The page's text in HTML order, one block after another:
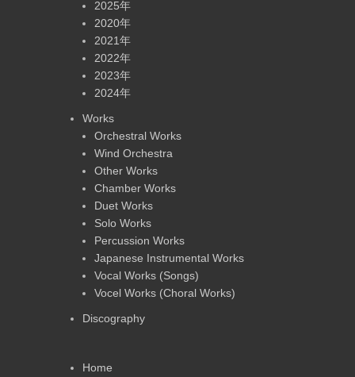
2025年
2020年
2021年
2022年
2023年
2024年
Works
Orchestral Works
Wind Orchestra
Other Works
Chamber Works
Duet Works
Solo Works
Percussion Works
Japanese Instrumental Works
Vocal Works (Songs)
Vocel Works (Choral Works)
Discography
Home